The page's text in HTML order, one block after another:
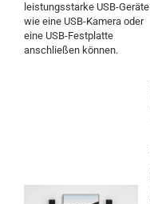
leistungsstarke USB-Geräte
wie eine USB-Kamera oder
eine USB-Festplatte
anschließen können.